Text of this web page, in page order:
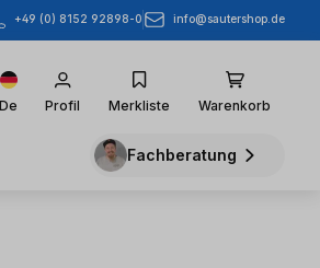
+49 (0) 8152 92898-0 info@sautershop.de
De Profil Merkliste Warenkorb
Fachberatung